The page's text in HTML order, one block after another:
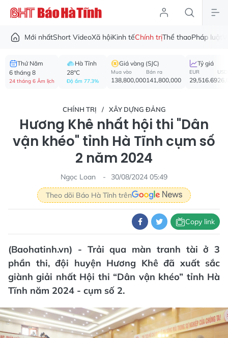
Mới nhấtShort VideoXã hộiKinh tếChính trịThể thaoPháp luật
Thứ Năm
6 tháng 8
24 tháng 6 Âm lịch
Hà Tĩnh
28°C
Độ ẩm 77.3%
Giá vàng (SJC)
Mua vào
138,800,000
Bán ra
141,800,000
Tỷ giá
EUR
29,516.69
USD
CHÍNH TRỊ XÂY DỰNG ĐẢNG
Hương Khê nhất hội thi "Dân
vận khéo" tỉnh Hà Tĩnh cụm số
2 năm 2024
Ngọc Loan
30/08/2024 05:49
Theo dõi Báo Hà Tĩnh trên
Copy link
(Baohatinh.vn) - Trải qua màn tranh tài ở 3
phần thi, đội huyện Hương Khê đã xuất sắc
giành giải nhất Hội thi “Dân vận khéo” tỉnh Hà
Tĩnh năm 2024 - cụm số 2.